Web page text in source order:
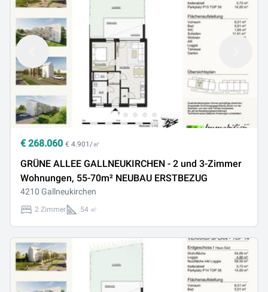
€ 268.060 € 4.901/㎡
GRÜNE ALLEE GALLNEUKIRCHEN - 2 und 3-Zimmer
Wohnungen, 55-70m² NEUBAU ERSTBEZUG
4210 Gallneukirchen
2 Zimmer 54 ㎡